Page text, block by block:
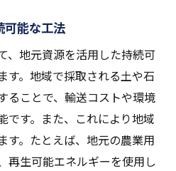
可能な工法
、地元資源を活用した持続可
す。地域で採取される土や石
ることで、輸送コストや環境
です。また、これにより地域
す。たとえば、地元の農業用
再生可能エネルギーを使用し